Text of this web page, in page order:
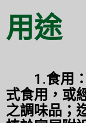
用途
1.食用：
式食用，或
之調味品；